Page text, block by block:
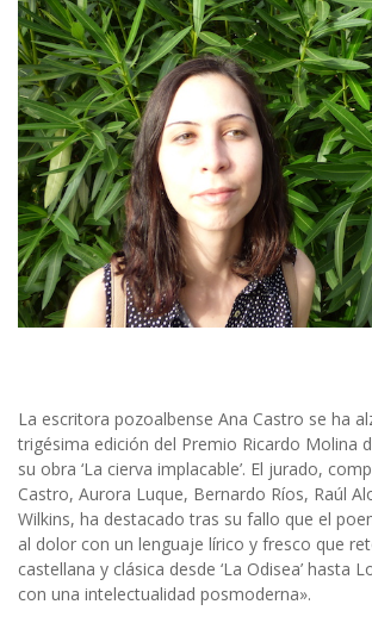
La escritora pozoalbense Ana Castro se ha
trigésima edición del Premio Ricardo Molina
su obra ‘La cierva implacable’. El jurado,
Castro, Aurora Luque, Bernardo Ríos, Raúl
Wilkins, ha destacado tras su fallo que el
al dolor con un lenguaje lírico y fresco que
castellana y clásica desde ‘La Odisea’ hasta
con una intelectualidad posmoderna».